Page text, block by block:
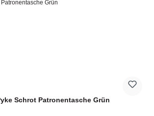
Schrot Patronentasche Grün